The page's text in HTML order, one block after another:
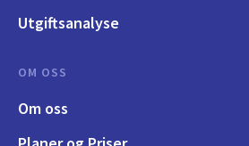
Utgiftsanalyse
OM OSS
Om oss